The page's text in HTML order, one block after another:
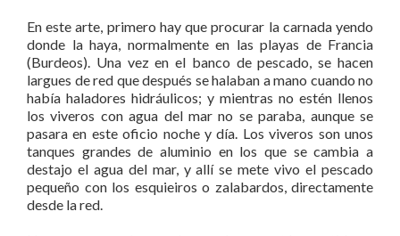
En este arte, primero hay que procurar la carnada yendo
donde la haya, normalmente en las playas de Francia
(Burdeos). Una vez en el banco de pescado, se hacen
largues de red que después se halaban a mano cuando no
había haladores hidráulicos; y mientras no estén llenos
los viveros con agua del mar no se paraba, aunque se
pasara en este oficio noche y día. Los viveros son unos
tanques grandes de aluminio en los que se cambia a
destajo el agua del mar, y allí se mete vivo el pescado
pequeño con los esquieiros o zalabardos, directamente
desde la red.